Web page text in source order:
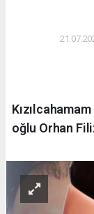
oğlu Orhan